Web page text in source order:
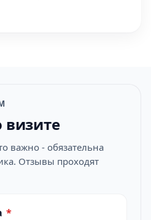
визите
важно - обязательна
Отзывы проходят
*